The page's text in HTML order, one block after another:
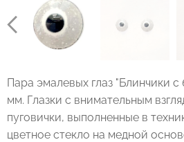
Пара эмалевых глаз "Блинчики с
мм. Глазки с внимательным
пуговички, выполненные в
цветное стекло на медной